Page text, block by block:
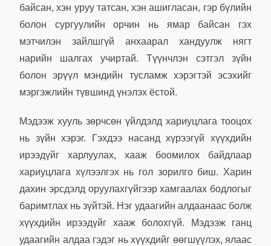
байсан, хэн уруу татсан, хэн ашигласан, гэр бүлийн
болон сургуулийн орчин нь ямар байсан гэх
мэтчилэн зайлшгүй анхаарал хандуулж нягт
нарийн шалгах учиртай. Түүнчлэн сэтгэл зүйн
болон эрүүл мэндийн тусламж хэрэгтэй эсэхийг
мэргэжлийн түвшинд үнэлэх ёстой.
Мэдээж хууль зөрчсөн үйлдэлд хариуцлага тооцох
нь зүйн хэрэг. Гэхдээ насанд хүрээгүй хүүхдийн
ирээдүйг харлуулах, хааж боомилох байдлаар
хариуцлага хүлээлгэх нь гол зорилго биш. Харин
дахин эрсдэлд оруулахгүйгээр хамгаалах бодлогыг
баримтлах нь зүйтэй. Нэг удаагийн алдаанаас болж
хүүхдийн ирээдүйг хааж болохгүй. Мэдээж ганц
удаагийн алдаа гэдэг нь хүүхдийг өөгшүүлэх, ялаас